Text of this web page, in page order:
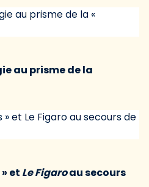
au prisme de la
et Le Figaroau secours